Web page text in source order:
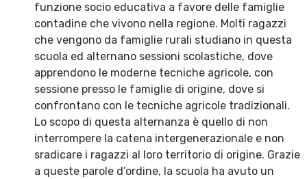
funzione socio educativa a favore delle famiglie
contadine che vivono nella regione. Molti ragazzi
che vengono da famiglie rurali studiano in questa
scuola ed alternano sessioni scolastiche, dove
apprendono le moderne tecniche agricole, con
sessione presso le famiglie di origine, dove si
confrontano con le tecniche agricole tradizionali.
Lo scopo di questa alternanza è quello di non
interrompere la catena intergenerazionale e non
sradicare i ragazzi al loro territorio di origine. Grazie
a queste parole d’ordine, la scuola ha avuto un